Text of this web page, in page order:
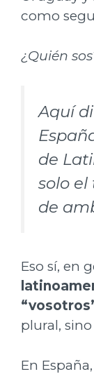
como
¿Quién
Aquí
de
solo
de
Eso sí, en
plural, sino
En